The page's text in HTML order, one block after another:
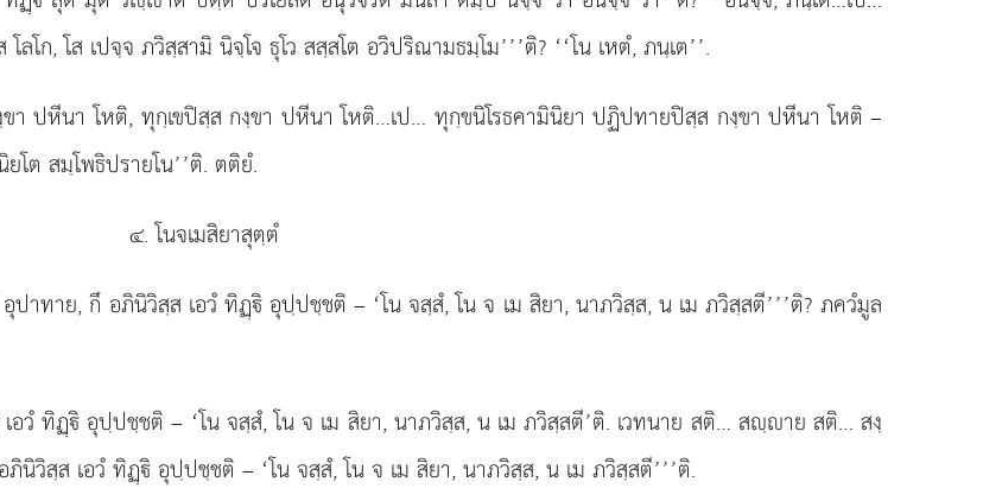
ก, โส เปจฺจ ภวิสฺสามิ นิจฺโจ ธุโว สสฺสโต อวิปริณามธมฺโม’’’ติ? ‘‘โน เหตํ, ภนฺเต’’.
งฺขา ปหีนา โหติ, ทุกฺเขปิสฺส กงฺขา ปหีนา โหติ…เป… ทุกฺขนิโรธคามินิยา ปฏิปทายปิสฺส กงฺขา ปหีนา โหติ –
โต สมฺโพธิปรายโน’’ติ. ตติยํ.
๔. โนจเมสิยาสุตฺตํ
อุปาทาย, กึ อภินิวิสฺส เอวํ ทิฏฺิ อุปฺปชฺชติ – ‘โน จสฺสํ, โน จ เม สิยา, นาภวิสฺส, น เมภวิสฺสตี’’’ติ? ภควํมูล
เอวํ ทิฏฺิ อุปฺปชฺชติ – ‘โน จสฺสํ, โน จ เม สิยา, นาภวิสฺส, น เม ภวิสฺสตี’ติ. เวทนาย สติ… สฺาย สติ… สงฺ
ส เอวํ ทิฏฺิ อุปฺปชฺชติ – ‘โน จสฺสํ, โน จ เม สิยา, นาภวิสฺส, น เม ภวิสฺสตี’’’ติ.